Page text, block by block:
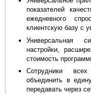
показателей
ежедневного
клиентскую базу с
Универсальная
настройки,
стоимость
Сотрудники
объединить в
передавать через